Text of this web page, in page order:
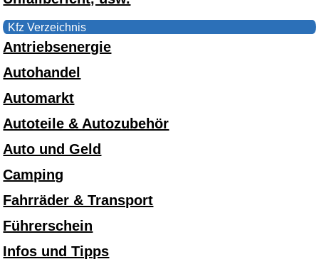
Kfz Verzeichnis
Antriebsenergie
Autohandel
Automarkt
Autoteile & Autozubehör
Auto und Geld
Camping
Fahrräder & Transport
Führerschein
Infos und Tipps